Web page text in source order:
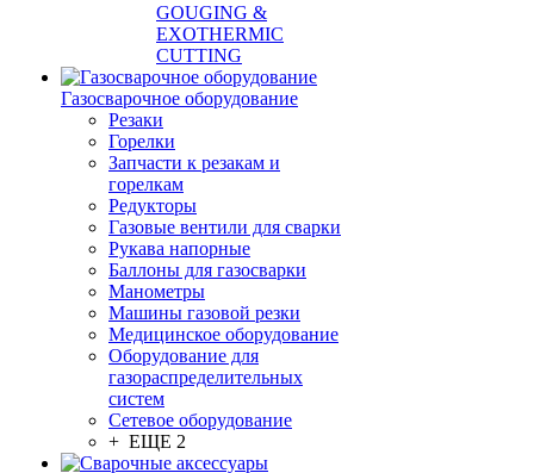
GOUGING &
EXOTHERMIC
CUTTING
Газосварочное оборудование
Резаки
Горелки
Запчасти к резакам и
горелкам
Редукторы
Газовые вентили для сварки
Рукава напорные
Баллоны для газосварки
Манометры
Машины газовой резки
Медицинское оборудование
Оборудование для
газораспределительных
систем
Сетевое оборудование
+ ЕЩЕ 2